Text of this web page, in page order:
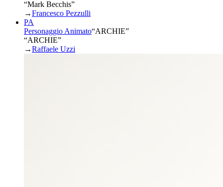
“Mark Becchis”
→Francesco Pezzulli
PA
Personaggio Animato“ARCHIE”
“ARCHIE”
→Raffaele Uzzi